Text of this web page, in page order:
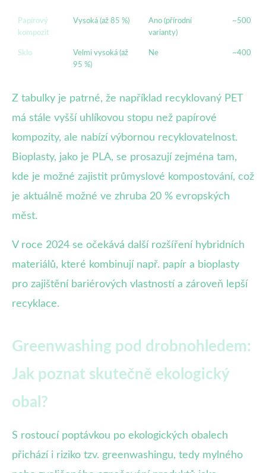
Papírový
kompozit
Vysoká (až 85 %)
Ano (přírodní
varianty)
~500
Sklo
Velmi vysoká (až
95 %)
Ne ~400
Z tabulky je patrné, že například recyklovaný PET
má stále vyšší uhlíkovou stopu než papírové
kompozity, ale nabízí výbornou recyklovatelnost.
Bioplasty, jako je PLA, se prosazují zejména tam,
kde je možné zajistit průmyslové kompostování, což
je aktuálně možné ve zhruba 20 % evropských
měst.
V roce 2024 se očekává další rozšíření hybridních
materiálů, které kombinují např. papír a bioplasty
pro zajištění bariérových vlastností a zároveň lepší
recyklace.
Greenwashing pod drobnohledem:
Jak poznat skutečně ekologický
obal?
S rostoucí poptávkou po ekologických obalech
přichází i riziko tzv. greenwashingu, tedy mylného